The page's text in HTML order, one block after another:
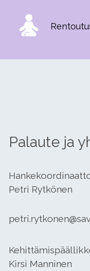
Palaute ja
Petri Rytkönen
Kirsi Manninen